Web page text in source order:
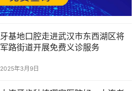
牙基地口腔走进武汉市东西湖区将
军路街道开展免费义诊服务
2025年3月9日